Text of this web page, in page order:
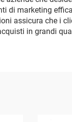
di marketing
assicura che i
in grandi